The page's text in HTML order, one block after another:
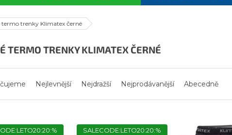
termo trenky Klimatex černé
TERMO TRENKY KLIMATEX ČERNÉ
Nejlevnější Nejdražší Nejprodávanější Abecedně
SALECODE:LETO20:20:%